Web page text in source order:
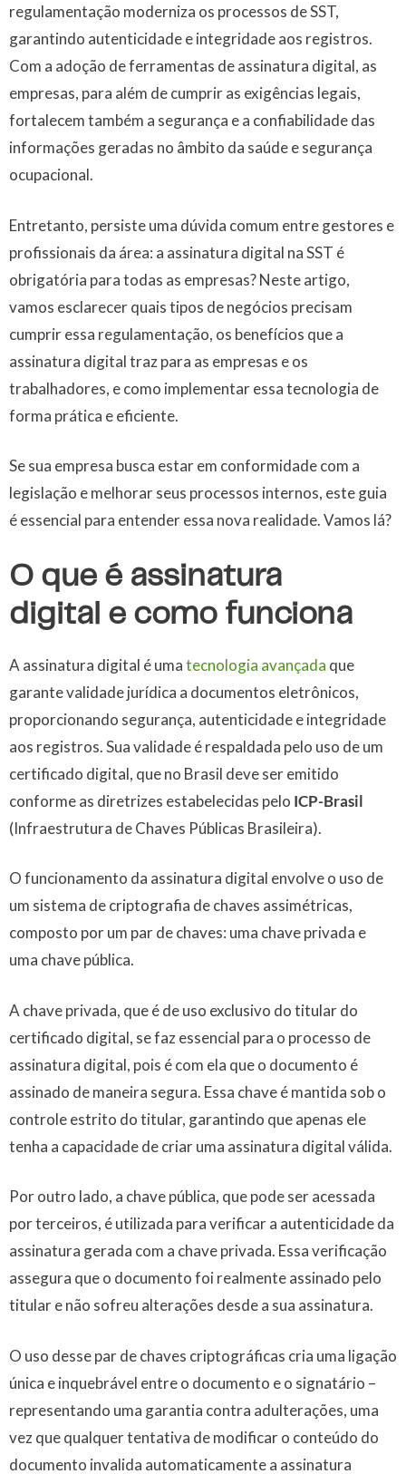
regulamentação moderniza os processos de SST,
garantindo autenticidade e integridade aos registros.
Com a adoção de ferramentas de assinatura digital, as
empresas, para além de cumprir as exigências legais,
fortalecem também a segurança e a confiabilidade das
informações geradas no âmbito da saúde e segurança
ocupacional.
Entretanto, persiste uma dúvida comum entre gestores e
profissionais da área: a assinatura digital na SST é
obrigatória para todas as empresas? Neste artigo,
vamos esclarecer quais tipos de negócios precisam
cumprir essa regulamentação, os benefícios que a
assinatura digital traz para as empresas e os
trabalhadores, e como implementar essa tecnologia de
forma prática e eficiente.
Se sua empresa busca estar em conformidade com a
legislação e melhorar seus processos internos, este guia
é essencial para entender essa nova realidade. Vamos lá?
O que é assinatura
digital e como funciona
A assinatura digital é umatecnologia avançada que
garante validade jurídica a documentos eletrônicos,
proporcionando segurança, autenticidade e integridade
aos registros. Sua validade é respaldada pelo uso de um
certificado digital, que no Brasil deve ser emitido
conforme as diretrizes estabelecidas pelo ICP-Brasil
(Infraestrutura de Chaves Públicas Brasileira).
O funcionamento da assinatura digital envolve o uso de
um sistema de criptografia de chaves assimétricas,
composto por um par de chaves: uma chave privada e
uma chave pública.
A chave privada, que é de uso exclusivo do titular do
certificado digital, se faz essencial para o processo de
assinatura digital, pois é com ela que o documento é
assinado de maneira segura. Essa chave é mantida sob o
controle estrito do titular, garantindo que apenas ele
tenha a capacidade de criar uma assinatura digital válida.
Por outro lado, a chave pública, que pode ser acessada
por terceiros, é utilizada para verificar a autenticidade da
assinatura gerada com a chave privada. Essa verificação
assegura que o documento foi realmente assinado pelo
titular e não sofreu alterações desde a sua assinatura.
O uso desse par de chaves criptográficas cria uma ligação
única e inquebrável entre o documento e o signatário –
representando uma garantia contra adulterações, uma
vez que qualquer tentativa de modificar o conteúdo do
documento invalida automaticamente a assinatura